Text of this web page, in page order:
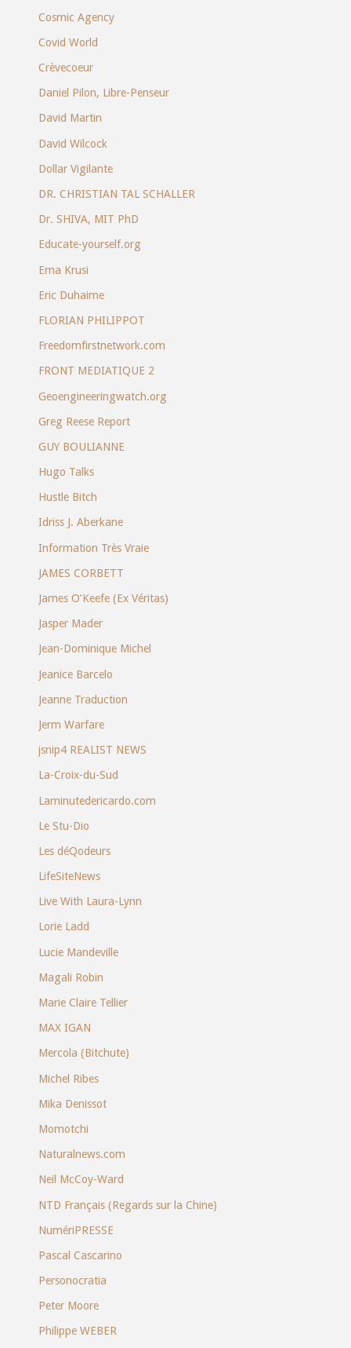
Cosmic Agency
Covid World
Crèvecoeur
Daniel Pilon, Libre-Penseur
David Martin
David Wilcock
Dollar Vigilante
DR. CHRISTIAN TAL SCHALLER
Dr. SHIVA, MIT PhD
Educate-yourself.org
Ema Krusi
Eric Duhaime
FLORIAN PHILIPPOT
Freedomfirstnetwork.com
FRONT MEDIATIQUE 2
Geoengineeringwatch.org
Greg Reese Report
GUY BOULIANNE
Hugo Talks
Hustle Bitch
Idriss J. Aberkane
Information Très Vraie
JAMES CORBETT
James O’Keefe (Ex Véritas)
Jasper Mader
Jean-Dominique Michel
Jeanice Barcelo
Jeanne Traduction
Jerm Warfare
jsnip4 REALIST NEWS
La-Croix-du-Sud
Laminutedericardo.com
Le Stu-Dio
Les déQodeurs
LifeSiteNews
Live With Laura-Lynn
Lorie Ladd
Lucie Mandeville
Magali Robin
Marie Claire Tellier
MAX IGAN
Mercola (Bitchute)
Michel Ribes
Mika Denissot
Momotchi
Naturalnews.com
Neil McCoy-Ward
NTD Français (Regards sur la Chine)
NumériPRESSE
Pascal Cascarino
Personocratia
Peter Moore
Philippe WEBER